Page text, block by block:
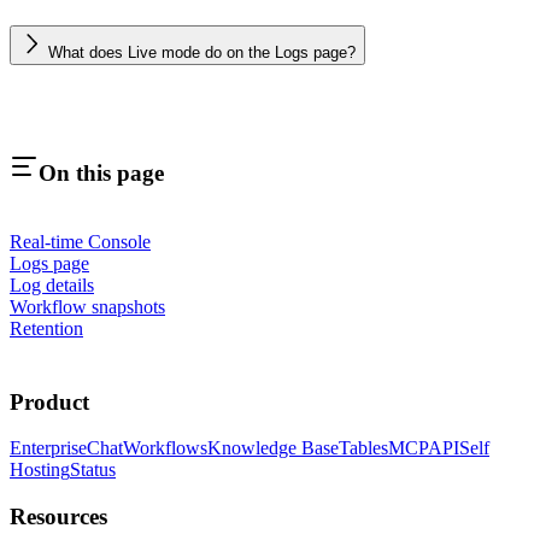
What does Live mode do on the Logs page?
On this page
Real-time Console
Logs page
Log details
Workflow snapshots
Retention
Product
EnterpriseChatWorkflowsKnowledge BaseTablesMCPAPISelf
HostingStatus
Resources